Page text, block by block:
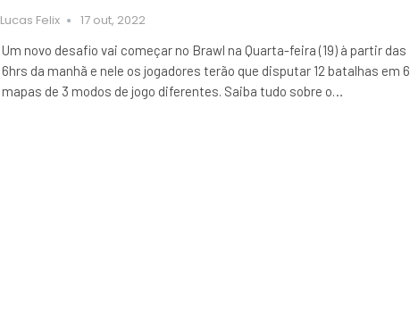
Lucas Felix 17 out, 2022
Um novo desafio vai começar no Brawl na Quarta-feira (19) à partir das
6hrs da manhã e nele os jogadores terão que disputar 12 batalhas em 6
mapas de 3 modos de jogo diferentes. Saiba tudo sobre o…